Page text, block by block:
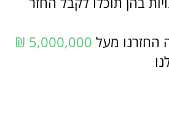
החזרנו מעל